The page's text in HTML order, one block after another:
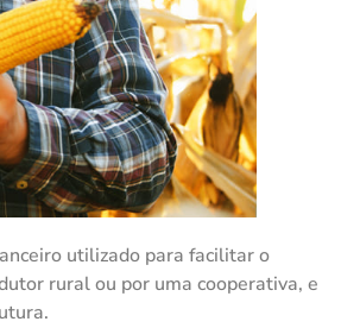
utilizado para facilitar o
rural ou por uma cooperativa, e